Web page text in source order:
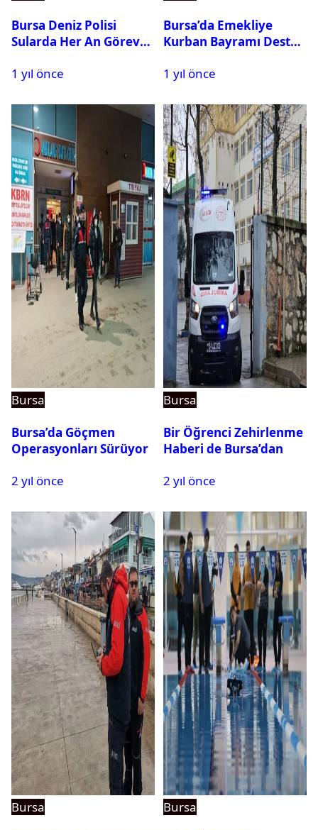
Bursa Deniz Polisi
Sularda Her An Göreve
1 yıl önce
Bursa’da Emekliye
Kurban Bayramı Destek
1 yıl önce
Bursa
Bursa’da Göçmen
Operasyonları Sürüyor
2 yıl önce
Bursa
Bir Öğrenci Zehirlenme
Haberi de Bursa’dan
2 yıl önce
Bursa
Bursa